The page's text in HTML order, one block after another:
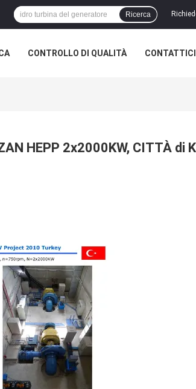
Ricerca
CONTROLLO DI QUALITÀ CONTATTICI
HEPP 2x2000KW, CITTÀ di